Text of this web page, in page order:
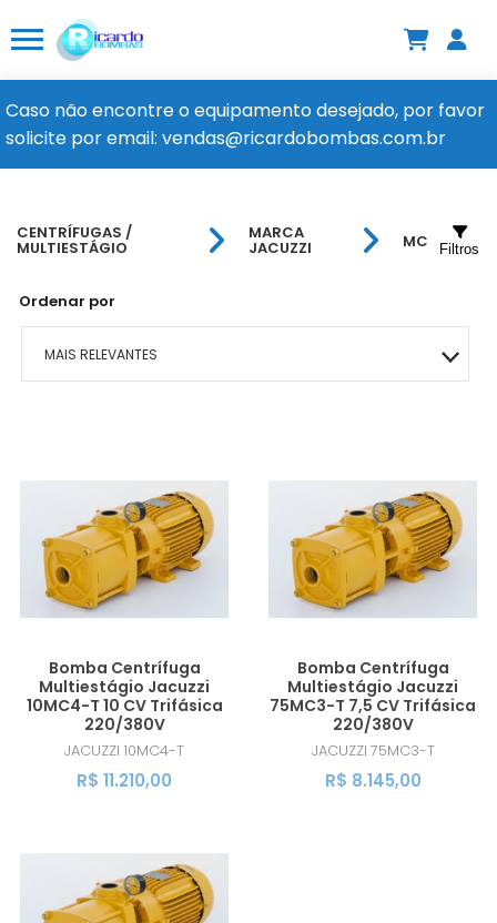
Caso não encontre o equipamento desejado, por favor
solicite por email: vendas@ricardobombas.com.br
CENTRÍFUGAS /
MULTIESTÁGIO
MARCA
JACUZZI MC
Ordenar por
MAIS RELEVANTES
MAIOR PREÇO
A - Z
Filtros
Bomba Centrífuga
Multiestágio Jacuzzi
10MC4-T 10 CV Trifásica
220/380V
JACUZZI 10MC4-T
R$ 11.210,00
Bomba Centrífuga
Multiestágio Jacuzzi
75MC3-T 7,5 CV Trifásica
220/380V
JACUZZI 75MC3-T
R$ 8.145,00